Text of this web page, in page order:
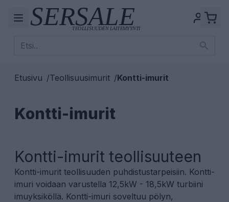
Etusivu /Teollisuusimurit /Kontti-imurit
Kontti-imurit
Kontti-imurit teollisuuteen
Kontti-imurit teollisuuden puhdistustarpeisiin. Kontti-
imuri voidaan varustella 12,5kW - 18,5kW turbiini
imuyksiköllä. Kontti-imuri soveltuu pölyn,